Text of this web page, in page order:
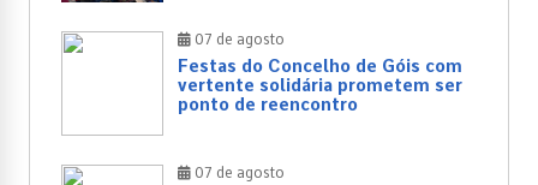
07 de agosto
Festas do Concelho de Góis com
vertente solidária prometem ser
ponto de reencontro
07 de agosto